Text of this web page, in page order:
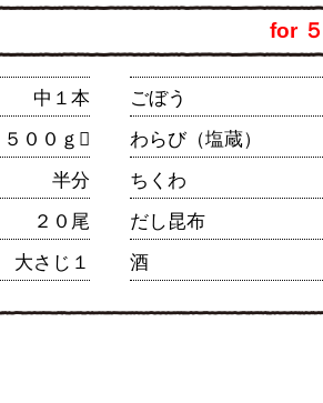
for
中１本 ごぼう
５００ｇ わらび（塩蔵）
半分 ちくわ
２０尾 だし昆布
大さじ１ 酒